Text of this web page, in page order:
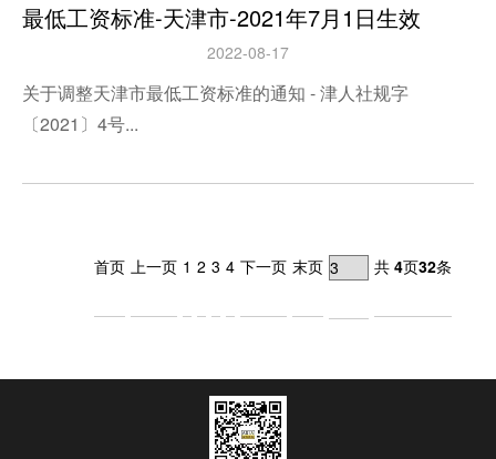
最低工资标准-天津市-2021年7月1日生效
2022-08-17
关于调整天津市最低工资标准的通知 - 津人社规字
〔2021〕4号...
首页 上一页 1 2 3 4 下一页 末页 共 4页32条